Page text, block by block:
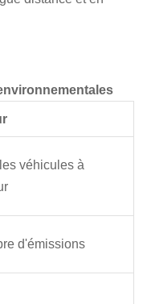
véhicules à
d'émissions